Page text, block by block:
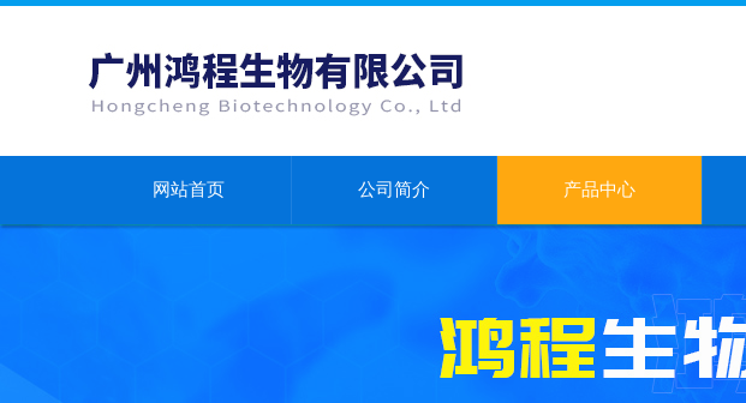
网站首页 公司简介 产品中心